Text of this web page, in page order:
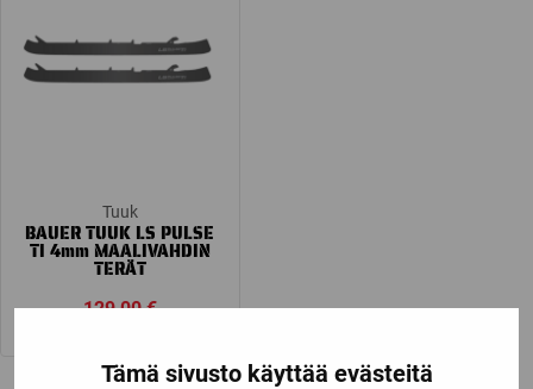
Tämä sivusto käyttää evästeitä
Tuuk
BAUER TUUK LS PULSE
TI 4mm MAALIVAHDIN
TERÄT
129,00€